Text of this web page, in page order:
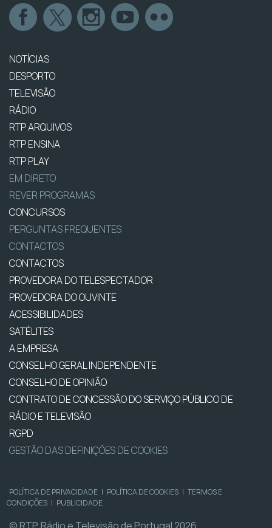
NOTÍCIAS
DESPORTO
TELEVISÃO
RÁDIO
RTP ARQUIVOS
RTP ENSINA
RTP PLAY
EM DIRETO
REVER PROGRAMAS
CONCURSOS
PERGUNTAS FREQUENTES
CONTACTOS
CONTACTOS
PROVEDORA DO TELESPECTADOR
PROVEDORA DO OUVINTE
ACESSIBILIDADES
SATÉLITES
A EMPRESA
CONSELHO GERAL INDEPENDENTE
CONSELHO DE OPINIÃO
CONTRATO DE CONCESSÃO DO SERVIÇO PÚBLICO DE
RÁDIO E TELEVISÃO
RGPD
GESTÃO DAS DEFINIÇÕES DE COOKIES
POLÍTICA DE PRIVACIDADE | POLÍTICA DE COOKIES | TERMOS E
CONDIÇÕES | PUBLICIDADE